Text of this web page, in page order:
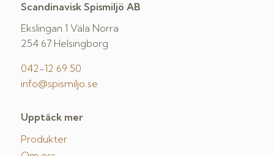
Scandinavisk Spismiljö AB
Ekslingan 1 Väla Norra
254 67 Helsingborg
042-12 69 50
info@spismiljo.se
Upptäck mer
Produkter